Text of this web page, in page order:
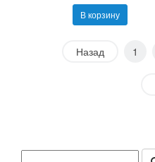
В корзину
Назад 1